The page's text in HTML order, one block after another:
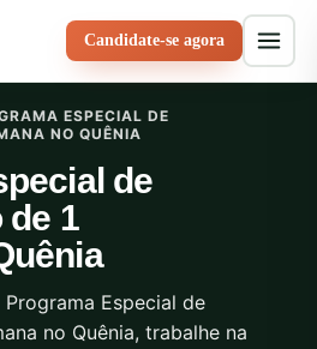
Candidate-se agora
ESPECIAL DE
NO QUÊNIA
de
1
Especial de
no Quênia, trabalhe na